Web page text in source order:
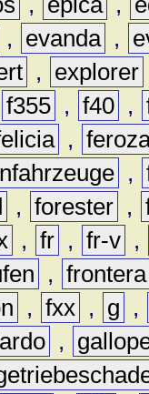
, evanda ,
, explorer
f355 , f40 ,
,
,
, forester ,
, fr , fr-v ,
, frontera
, fxx , g
,
,